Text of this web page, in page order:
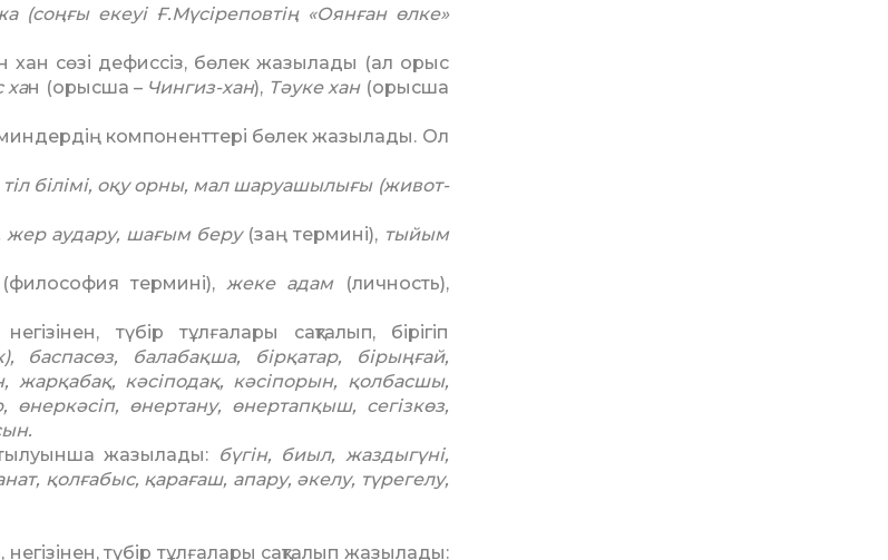
екеуі Ғ.Мүсіреповтің «Оян­ған өлке»
хан сөзі де­фис­сіз, бөлек жазылады (ал орыс
хан (орысша – Чингиз-хан), Тәуке хан(орысша
компоненттері бөлек жазылады. Ол
білімі, оқу орны, мал шаруашылығы (жи­во­т­
жер аудару, ша­ғым беру(заң термині), тыйым
тер­мині),жеке адам (личность),
түбір тұл­ға­лары сақталып, бірігіп
баспасөз, балабақша, бірқа­тар, бірыңғай,
жарқабақ, кәсіподақ, кәсіпорын, қолбасшы,
өнертану, өнертапқыш, сегізкөз,
жазылады: бүгін, биыл, жаздыгүні,
қолғабыс, қарағаш, апару, әкелу, түрегелу,
түбір тұлғалары сақталып жа­зы­лады: